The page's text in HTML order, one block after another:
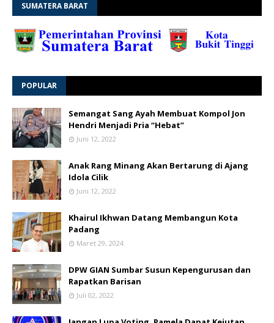
SUMATERA BARAT
POPULAR
Semangat Sang Ayah Membuat Kompol Jon
Hendri Menjadi Pria “Hebat”
Juni 12, 2022
Anak Rang Minang Akan Bertarung di Ajang
Idola Cilik
Juni 12, 2022
Khairul Ikhwan Datang Membangun Kota
Padang
Maret 29, 2024
DPW GIAN Sumbar Susun Kepengurusan dan
Rapatkan Barisan
Juli 02, 2022